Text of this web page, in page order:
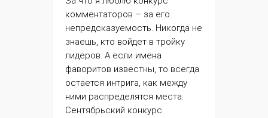
комментаторов – за его
непредсказуемость. Никогда не
знаешь, кто войдет в тройку
лидеров. А если имена
фаворитов известны, то всегда
остается интрига, как между
ними распределятся места.
Сентябрьский конкурс